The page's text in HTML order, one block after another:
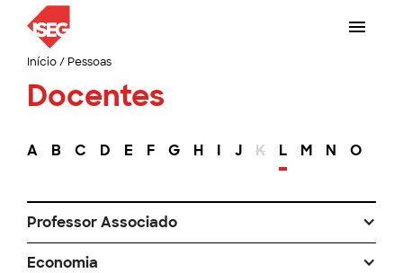
Início/ Pessoas
Docentes
A B C D E F G H I J K L M N O
Professor Associado
Economia